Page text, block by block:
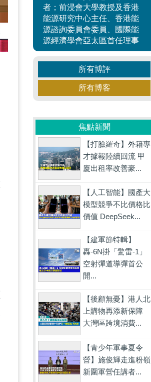
者；前浸會大學教授及香港
能源研究中心主任、香港能
源諮詢委員會委員、國際能
源經濟學會亞太區首任理事
所有博評
所有博客
焦點新聞
【打臉羅奇】外籍專
才據報陸續回流 甲
廈出租率改善豪...
【人工智能】國產大
模型競爭不比價格比
價值 DeepSeek...
【建軍節特輯】
轟-6N掛「驚雷-1」
空射彈道導彈首公
開...
【後顧無憂】港人北
上購物再添新保障
大灣區跨境消費...
【青少年軍事夏令
營】施俊輝走進粉嶺
新圍軍營任講者...